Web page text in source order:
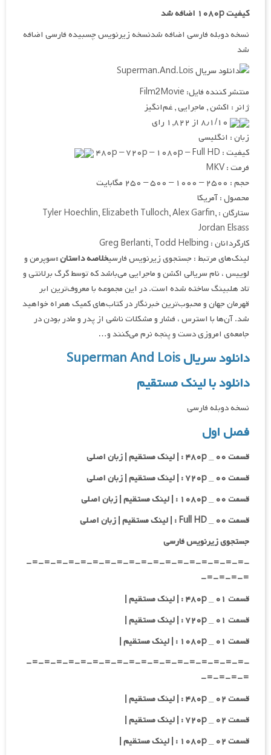
کیفیت ۱۰۸۰p اضافه شد
نسخه دوبله فارسی اضافه شدنسخه زیرنویس چسبیده فارسی اضافه
شد
منتشر کننده فایل: Film2Movie
ژانر : اکشن , ماجرایی , غم‌انگیز
زبان : انگلیسی
کیفیت : ۴۸۰p – ۷۲۰p – ۱۰۸۰p – Full HD
فرمت : MKV
حجم : ۲۵۰۰ – ۱۰۰۰ – ۵۰۰ – ۲۵۰ مگابایت
محصول : آمریکا
ستارگان : Tyler Hoechlin, Elizabeth Tulloch, Alex Garfin,
Jordan Elsass
کارگردانان : Greg Berlanti, Todd Helbing
لینک‌های مرتبط : جستجوی زیرنویس فارسیخلاصه داستان :سوپرمن و
لوییس ، نام سریالی اکشن و ماجرایی می‌باشد که توسط گرگ برلانتی و
تاد هلبینگ ساخته شده است. در این مجموعه با معروف‌ترین ابر
قهرمان جهان و محبوب‌ترین خبرنگار در کتاب‌های کمیک همراه خواهید
شد. آن‌ها با استرس ، فشار و مشکلات ناشی از پدر و مادر بودن در
جامعه‌ی امروزی دست و پنجه نرم می‌کنند و…
دانلود سریال Superman And Lois
دانلود با لینک مستقیم
نسخه دوبله فارسی
فصل اول
قسمت ۰۰ _ ۴۸۰p : | لینک مستقیم | زبان اصلی
قسمت ۰۰ _ ۷۲۰p : | لینک مستقیم | زبان اصلی
قسمت ۰۰ _ ۱۰۸۰p : | لینک مستقیم | زبان اصلی
قسمت ۰۰ _ Full HD : | لینک مستقیم | زبان اصلی
جستجوی زیرنویس فارسی
-=-=-=-=-=-=-=-=-=-=-=-=-=-=-=-=-=-=-
=-=-=-=-
قسمت ۰۱ _ ۴۸۰p : | لینک مستقیم |
قسمت ۰۱ _ ۷۲۰p : | لینک مستقیم |
قسمت ۰۱ _ ۱۰۸۰p : | لینک مستقیم |
-=-=-=-=-=-=-=-=-=-=-=-=-=-=-=-=-=-=-
=-=-=-=-
قسمت ۰۲ _ ۴۸۰p : | لینک مستقیم |
قسمت ۰۲ _ ۷۲۰p : | لینک مستقیم |
قسمت ۰۲ _ ۱۰۸۰p : | لینک مستقیم |